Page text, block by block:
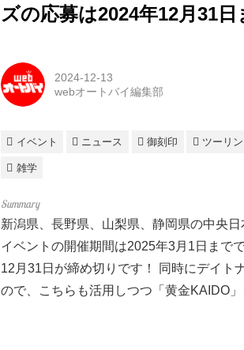
ズの応募は2024年12月31日
2024-12-13
webオートバイ編集部
イベント ニュース 御刻印 ツーリ
雑学
新潟県、長野県、山梨県、静岡県の中央
イベントの開催期間は2025年3月1日まで
12月31日が締め切りです！ 同時にデイ
ので、こちらも活用しつつ「黄金KAIDO